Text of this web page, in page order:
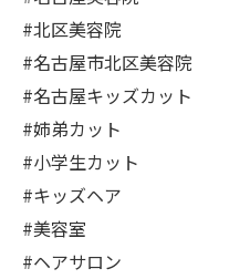
#北区美容院
#名古屋市北区美容院
#名古屋キッズカット
#姉弟カット
#小学生カット
#キッズヘア
#美容室
#ヘアサロン